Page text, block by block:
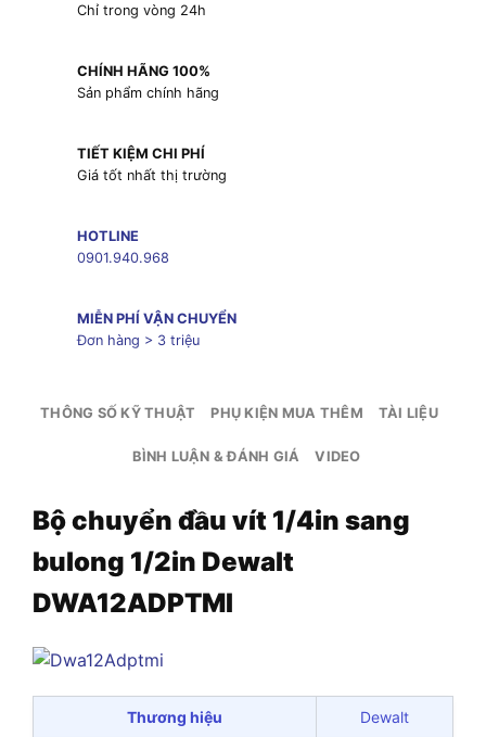
Chỉ trong vòng 24h
CHÍNH HÃNG 100%
Sản phẩm chính hãng
TIẾT KIỆM CHI PHÍ
Giá tốt nhất thị trường
HOTLINE
0901.940.968
MIỄN PHÍ VẬN CHUYỂN
Đơn hàng > 3 triệu
THÔNG SỐ KỸ THUẬT PHỤ KIỆN MUA THÊM TÀI LIỆU
BÌNH LUẬN & ĐÁNH GIÁ VIDEO
Bộ chuyển đầu vít 1/4in sang
bulong 1/2in Dewalt
DWA12ADPTMI
Thương hiệu Dewalt